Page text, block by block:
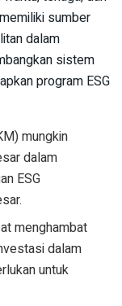
sumber
dalam
sistem
program ESG
mungkin
dalam
ESG
menghambat
dalam
untuk